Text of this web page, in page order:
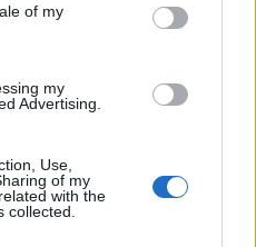
of my
my
Advertising.
Use,
of my
with the
collected.
de la antigua zona
en el Ayuntamiento para
es subdirectora con
las secciones